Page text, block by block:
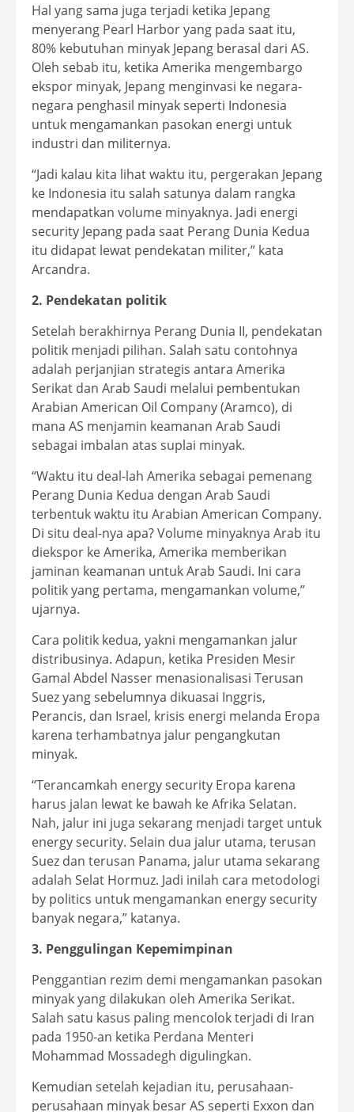
Hal yang sama juga terjadi ketika Jepang
menyerang Pearl Harbor yang pada saat itu,
80% kebutuhan minyak Jepang berasal dari AS.
Oleh sebab itu, ketika Amerika mengembargo
ekspor minyak, Jepang menginvasi ke negara-
negara penghasil minyak seperti Indonesia
untuk mengamankan pasokan energi untuk
industri dan militernya.
“Jadi kalau kita lihat waktu itu, pergerakan Jepang
ke Indonesia itu salah satunya dalam rangka
mendapatkan volume minyaknya. Jadi energi
security Jepang pada saat Perang Dunia Kedua
itu didapat lewat pendekatan militer,” kata
Arcandra.
2. Pendekatan politik
Setelah berakhirnya Perang Dunia II, pendekatan
politik menjadi pilihan. Salah satu contohnya
adalah perjanjian strategis antara Amerika
Serikat dan Arab Saudi melalui pembentukan
Arabian American Oil Company (Aramco), di
mana AS menjamin keamanan Arab Saudi
sebagai imbalan atas suplai minyak.
“Waktu itu deal-lah Amerika sebagai pemenang
Perang Dunia Kedua dengan Arab Saudi
terbentuk waktu itu Arabian American Company.
Di situ deal-nya apa? Volume minyaknya Arab itu
diekspor ke Amerika, Amerika memberikan
jaminan keamanan untuk Arab Saudi. Ini cara
politik yang pertama, mengamankan volume,”
ujarnya.
Cara politik kedua, yakni mengamankan jalur
distribusinya. Adapun, ketika Presiden Mesir
Gamal Abdel Nasser menasionalisasi Terusan
Suez yang sebelumnya dikuasai Inggris,
Perancis, dan Israel, krisis energi melanda Eropa
karena terhambatnya jalur pengangkutan
minyak.
“Terancamkah energy security Eropa karena
harus jalan lewat ke bawah ke Afrika Selatan.
Nah, jalur ini juga sekarang menjadi target untuk
energy security. Selain dua jalur utama, terusan
Suez dan terusan Panama, jalur utama sekarang
adalah Selat Hormuz. Jadi inilah cara metodologi
by politics untuk mengamankan energy security
banyak negara,” katanya.
3. Penggulingan Kepemimpinan
Penggantian rezim demi mengamankan pasokan
minyak yang dilakukan oleh Amerika Serikat.
Salah satu kasus paling mencolok terjadi di Iran
pada 1950-an ketika Perdana Menteri
Mohammad Mossadegh digulingkan.
Kemudian setelah kejadian itu, perusahaan-
perusahaan minyak besar AS seperti Exxon dan